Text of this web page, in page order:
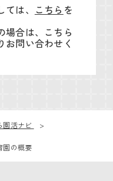
は、 こちら を
場合は、こちら
お問い合わせく
園活ナビ
の概要